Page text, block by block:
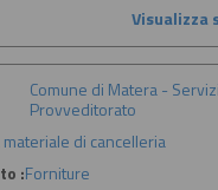
Visualizza
Comune di Matera -
Provveditorato
di cancelleria
:Forniture